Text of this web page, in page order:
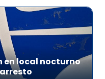
en local nocturno